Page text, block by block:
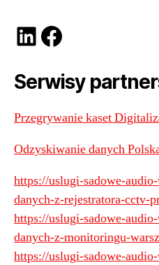
LinkedIn
Facebook
Serwisy
Przegrywanie kaset
Odzyskiwanie danych
https://uslugi-sadowe-
danych-z-rejestratora-cctv-
https://uslugi-sadowe-
danych-z-monitoringu-
https://uslugi-sadowe-